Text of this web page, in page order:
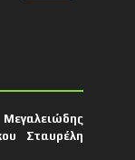
Σταυρέλη